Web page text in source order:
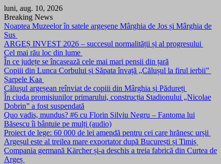
Skip
to
content
luni, aug. 10, 2026
Breaking News
Noaptea Muzeelor în satele argeșene Mârghia de Jos și Mârghia de
Sus
ARGEȘ INVEST 2026 – succesul normalității și al progresului
Cel mai rău loc din lume
În ce județe se încasează cele mai mari pensii din țară
Copiii din Lunca Corbului și Săpata învață „Călușul la firul ierbii”
Șarpele Kaa
Călușul argeșean reînviat de copiii din Mârghia și Pădureți
În ciuda promisiunilor primarului, construcția Stadionului „Nicolae
Dobrin” a fost suspendată
Quo vadis, mundus? #6 cu Florin Silviu Negru – Fantoma lui
Băsescu îi bântuie pe mulți (audio)
Proiect de lege: 60 000 de lei amendă pentru cei care hrănesc urșii
Argeșul este al treilea mare exportator după București și Timiș
Compania germană Kärcher și-a deschis a treia fabrică din Curtea de
Argeș